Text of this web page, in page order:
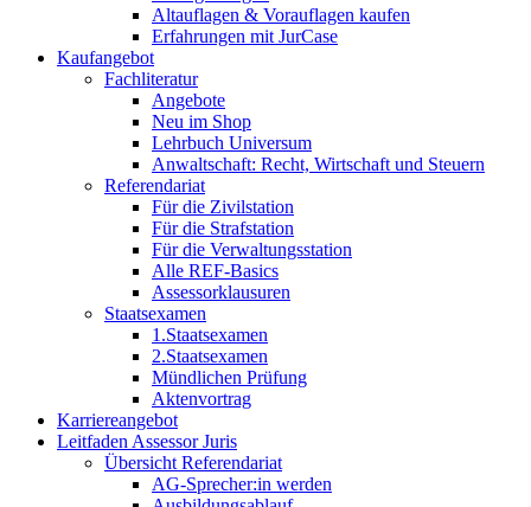
Altauflagen & Vorauflagen kaufen
Erfahrungen mit JurCase
Kaufangebot
Fachliteratur
Angebote
Neu im Shop
Lehrbuch Universum
Anwaltschaft: Recht, Wirtschaft und Steuern
Referendariat
Für die Zivilstation
Für die Strafstation
Für die Verwaltungsstation
Alle REF-Basics
Assessorklausuren
Staatsexamen
1.Staatsexamen
2.Staatsexamen
Mündlichen Prüfung
Aktenvortrag
Karriereangebot
Leitfaden Assessor Juris
Übersicht Referendariat
AG-Sprecher:in werden